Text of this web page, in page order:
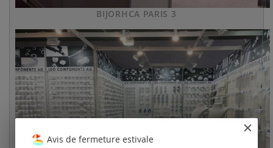
BIJORHCA PARIS 3
Avis de fermeture estivale